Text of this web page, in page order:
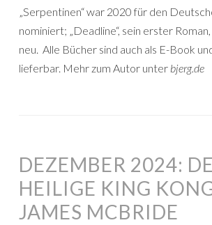
„Serpentinen“ war 2020 für den
nominiert; „Deadline“, sein erster
neu. Alle Bücher sind auch als E-Book
lieferbar. Mehr zum Autor unter bjerg.de
DEZEMBER 2024:
HEILIGE KING
JAMES MCBRIDE